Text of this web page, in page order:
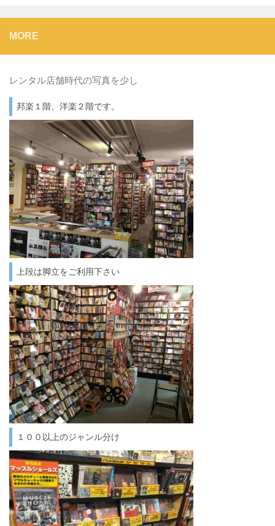
MORE
レンタル店舗時代の写真を少し
邦楽１階、洋楽２階です。
上段は脚立をご利用下さい
１００以上のジャンル分け